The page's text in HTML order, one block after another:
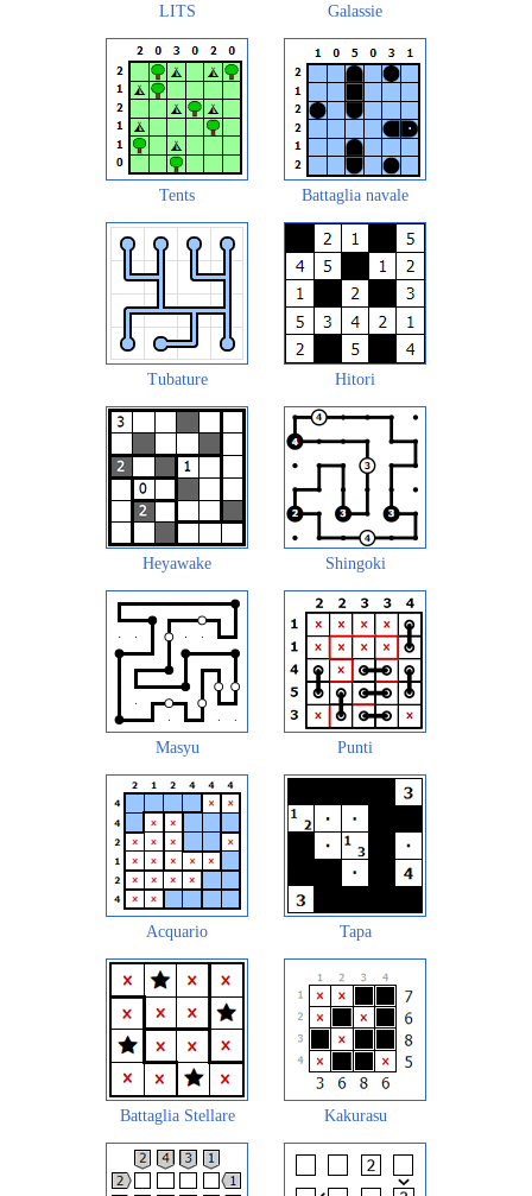
LITS Galassie
Tents Battaglia navale
Tubature Hitori
Heyawake Shingoki
Masyu Punti
Acquario Tapa
Battaglia Stellare Kakurasu